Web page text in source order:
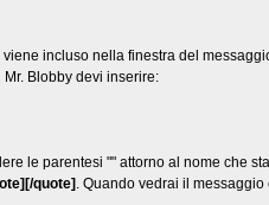
incluso nella finestra del
Blobby devi inserire:
le parentesi "" attorno al nome che
quote] . Quando vedrai il